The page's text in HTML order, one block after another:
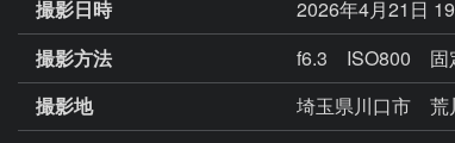
撮影日時
2026年4月21日
撮影方法
f6.3 ISO800 固
撮影地
埼玉県川口市 荒